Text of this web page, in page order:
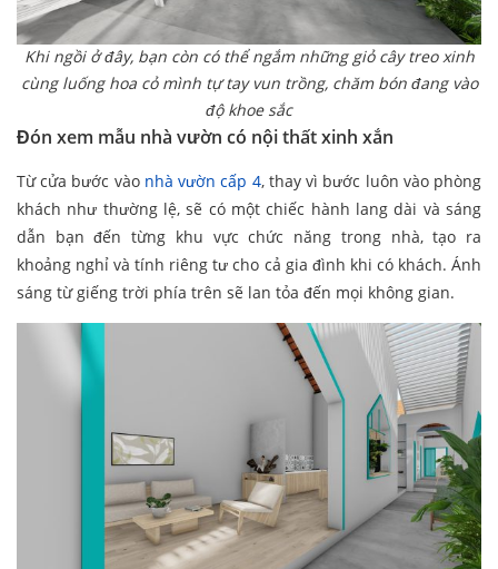
Khi ngồi ở đây, bạn còn có thể ngắm những giỏ cây treo xinh
cùng luống hoa cỏ mình tự tay vun trồng, chăm bón đang vào
độ khoe sắc
Đón xem mẫu nhà vườn có nội thất xinh xắn
Từ cửa bước vào nhà vườn cấp 4, thay vì bước luôn vào phòng
khách như thường lệ, sẽ có một chiếc hành lang dài và sáng
dẫn bạn đến từng khu vực chức năng trong nhà, tạo ra
khoảng nghỉ và tính riêng tư cho cả gia đình khi có khách. Ánh
sáng từ giếng trời phía trên sẽ lan tỏa đến mọi không gian.